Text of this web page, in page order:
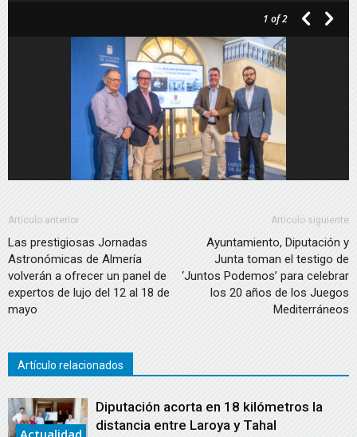
1 of 2
Artículo anterior
Las prestigiosas Jornadas
Astronómicas de Almería
volverán a ofrecer un panel de
expertos de lujo del 12 al 18 de
mayo
Artículo siguiente
Ayuntamiento, Diputación y
Junta toman el testigo de
‘Juntos Podemos’ para celebrar
los 20 años de los Juegos
Mediterráneos
Artículo relacionados
Diputación acorta en 18 kilómetros la
distancia entre Laroya y Tahal